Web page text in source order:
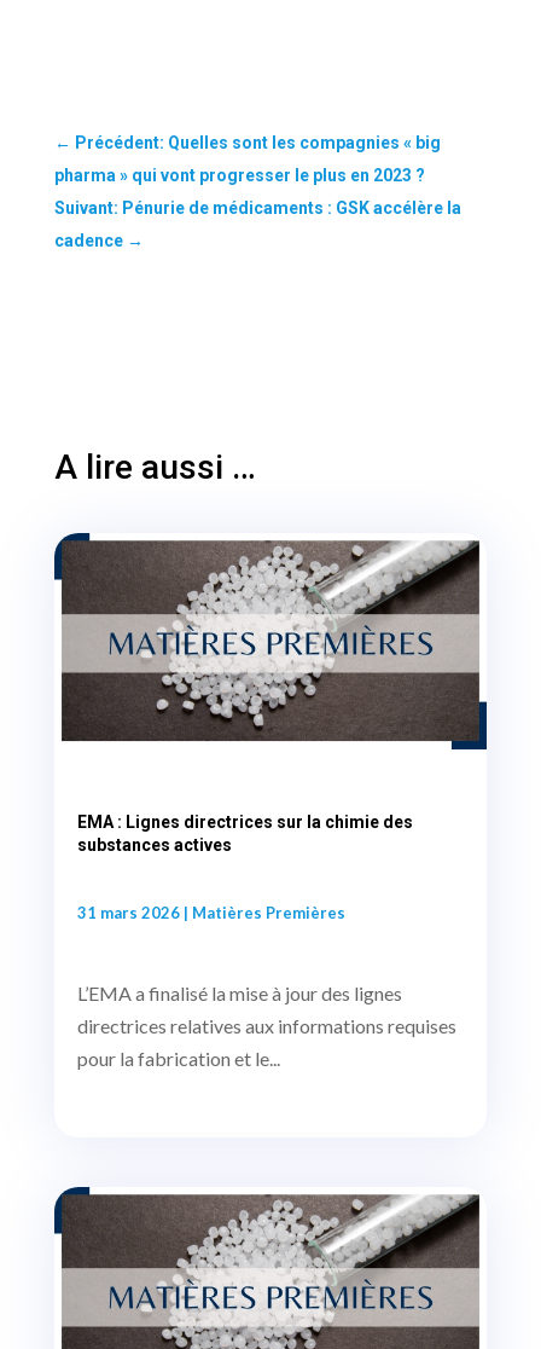
← Précédent: Quelles sont les compagnies « big
pharma » qui vont progresser le plus en 2023 ?
Suivant: Pénurie de médicaments : GSK accélère la
cadence→
A lire aussi …
EMA : Lignes directrices sur la chimie des
substances actives
31 mars 2026| Matières Premières
L’EMA a finalisé la mise à jour des lignes
directrices relatives aux informations requises
pour la fabrication et le...